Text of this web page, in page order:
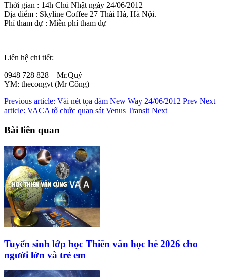
Thời gian : 14h Chủ Nhật ngày 24/06/2012
Địa điểm : Skyline Coffee 27 Thái Hà, Hà Nội.
Phí tham dự : Miễn phí tham dự
Liên hệ chi tiết:
0948 728 828 – Mr.Quý
YM: thecongvt (Mr Công)
Previous article: Vài nét tọa đàm New Way 24/06/2012 Prev Next
article: VACA tổ chức quan sát Venus Transit Next
Bài liên quan
Tuyển sinh lớp học Thiên văn học hè 2026 cho
người lớn và trẻ em